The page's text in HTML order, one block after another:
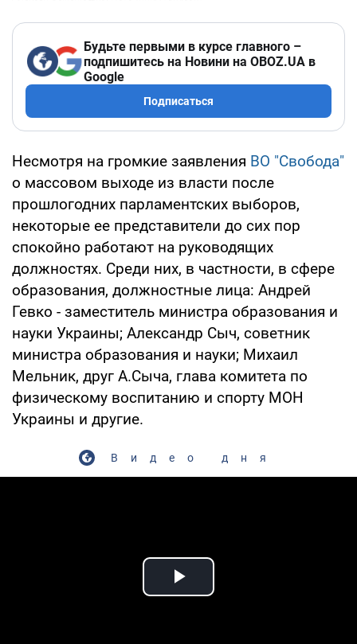
Будьте первыми в курсе главного –
подпишитесь на Новини на OBOZ.UA в
Google
Подписаться
Несмотря на громкие заявления ВО "Свобода"
о массовом выходе из власти после
прошлогодних парламентских выборов,
некоторые ее представители до сих пор
спокойно работают на руководящих
должностях. Среди них, в частности, в сфере
образования, должностные лица: Андрей
Гевко - заместитель министра образования и
науки Украины; Александр Сыч, советник
министра образования и науки; Михаил
Мельник, друг А.Сыча, глава комитета по
физическому воспитанию и спорту МОН
Украины и другие.
Видео дня
Play Video